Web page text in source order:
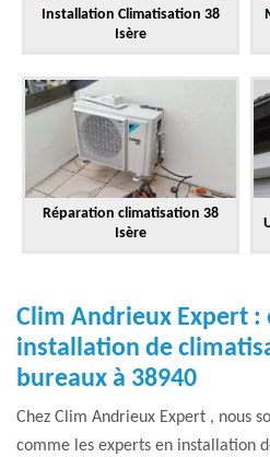
Installation Climatisation 38
Isère
Réparation climatisation 38
Isère
Clim Andrieux Expert :
installation de
bureaux à 38940
Chez Clim Andrieux Expert , nous
comme les experts en installation